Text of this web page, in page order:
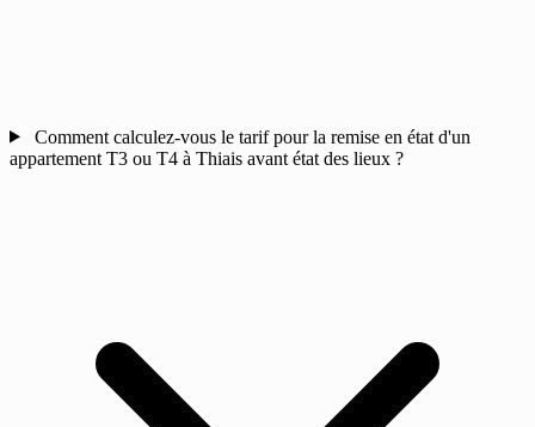
Comment calculez-vous le tarif pour la remise en état d'un
appartement T3 ou T4 à Thiais avant état des lieux ?